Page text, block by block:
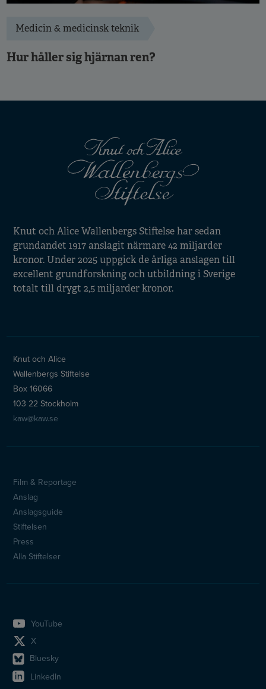
Medicin & medicinsk teknik
Hur håller sig hjärnan ren?
Knut och Alice Wallenbergs Stiftelse har sedan
grundandet 1917 anslagit närmare 42 miljarder
kronor. Under 2025 uppgick de årliga anslagen till
excellent grundforskning och utbildning i Sverige
totalt till drygt 2,5 miljarder kronor.
Knut och Alice
Wallenbergs Stiftelse
Box 16066
103 22 Stockholm
kaw@kaw.se
Sidfotsmeny
Film & Reportage
Anslag
Anslagsguide
Stiftelsen
Press
Alla Stiftelser
YouTube
X
Bluesky
LinkedIn